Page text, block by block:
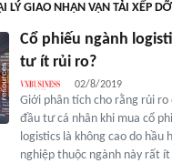
LÝ GIAO NHẬN VẬN TẢI XẾP
Cổ phiếu ngành
tư ít rủi ro?
02/8/2019
Giới phân tích cho rằng rủi ro
đầu tư cá nhân khi mua cổ
logistics là không cao do hầu
nghiệp thuộc ngành này rất